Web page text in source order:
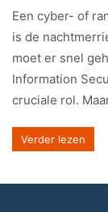
Een cyber- of
is de
moet er snel
Information
cruciale rol.
Verder lezen